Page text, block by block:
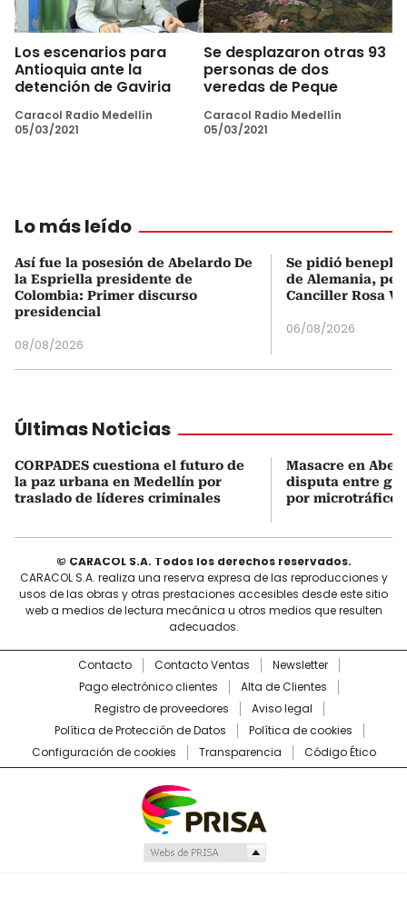
Los escenarios para
Antioquia ante la
detención de Gaviria
Caracol Radio Medellín
05/03/2021
Se desplazaron otras 93
personas de dos
veredas de Peque
Caracol Radio Medellín
05/03/2021
Lo más leído
Así fue la posesión de Abelardo De
la Espriella presidente de
Colombia: Primer discurso
presidencial
08/08/2026
Se pidió
de Alemania,
Canciller Rosa
06/08/2026
Últimas Noticias
CORPADES cuestiona el futuro de
la paz urbana en Medellín por
traslado de líderes criminales
Masacre en
disputa entre
por microtráfico
© CARACOL S.A. Todos los derechos reservados.
CARACOL S.A. realiza una reserva expresa de las reproducciones y
usos de las obras y otras prestaciones accesibles desde este sitio
web a medios de lectura mecánica u otros medios que resulten
adecuados.
Contacto Contacto Ventas
Newsletter
Pago electrónico clientes
Alta de Clientes
Registro de proveedores
Aviso legal
Política de Protección de Datos
Política de cookies
Configuración de cookies
Transparencia Código Ético